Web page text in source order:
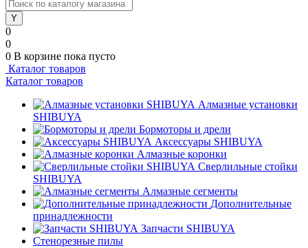
0
0
0 В корзине пока пусто
Каталог товаров
Каталог товаров
Алмазные установки
SHIBUYA
Бормоторы и дрели
Аксессуары SHIBUYA
Алмазные коронки
Сверлильные стойки
SHIBUYA
Алмазные сегменты
Дополнительные
принадлежности
Запчасти SHIBUYA
Стенорезные пилы